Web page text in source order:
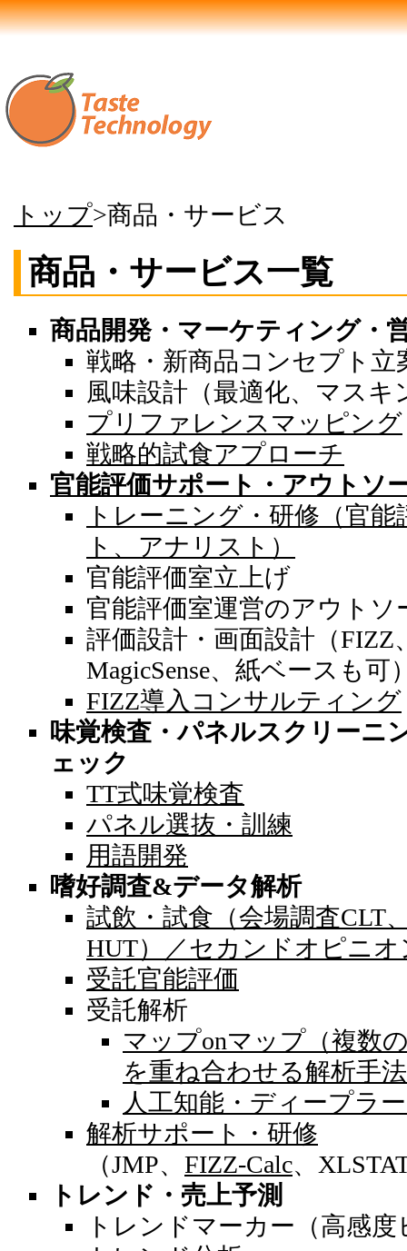
トップ>商品・サービス
商品・サービス一覧
商品開発・マーケティング・
戦略・新商品コンセプト立
風味設計（最適化、マスキ
プリファレンスマッピング
戦略的試食アプローチ
官能評価サポート・アウトソ
トレーニング・研修（官
ト、アナリスト）
官能評価室立上げ
官能評価室運営のアウトソ
評価設計・画面設計（FIZZ
MagicSense、紙ベースも可
FIZZ導入コンサルティング
味覚検査・パネルスクリーニ
ェック
TT式味覚検査
パネル選抜・訓練
用語開発
嗜好調査&データ解析
試飲・試食（会場調査CLT
HUT）／セカンドオピニオ
受託官能評価
受託解析
マップonマップ（複数
を重ね合わせる解析手
人工知能・ディープラ
解析サポート・研修
（JMP、 FIZZ-Calc、
トレンド・売上予測
トレンドマーカー（高感